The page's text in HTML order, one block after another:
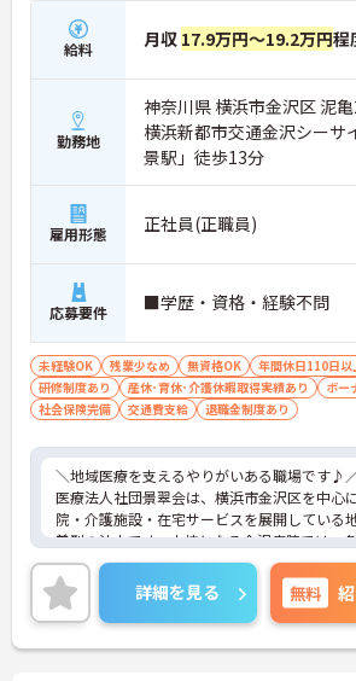
給料 月収 17.9万円～19.2万円程
勤務地
神奈川県 横浜市金沢区 泥
横浜新都市交通金沢シーサ
景駅」徒歩13分
雇用形態 正社員(正職員)
応募要件 ■学歴・資格・経験不問
未経験OK 残業少なめ 無資格OK 年間休日110日以
研修制度あり
産休･育休･介護休暇取得実績あり
ボー
社会保険完備
交通費支給 退職金制度あり
＼地域医療を支えるやりがいある職場です♪
医療法人社団景翠会は、横浜市金沢区を中心
院・介護施設・在宅サービスを展開している
着型の法人です。中核となる金沢病院では、
から回復期、在宅復帰支援まで幅広い医療を
ており、地域の方々の暮らしを支えています。
今回募集する看護補助者は、患者様の日常生
ポートする大切なポジションです。教育体制
取得支援制度が整っているため、看護助手と
詳細を見る 無料